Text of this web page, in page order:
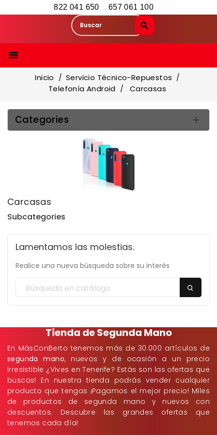
822 041 650 657 061 100

Inicio
Servicio Técnico-Repuestos
Telefonía Android
Carcasas
Categories 
Carcasas
Subcategories
Lamentamos las molestias.
Realice una nueva búsqueda sobre su interés
Tienda de Segunda Mano
En MásConBerto tenemos más de 30.000 artículos de
segunda mano, nuevos y de ocasión a un precio
irresistible ¿Vives en Tenerife? Estás son las ofertas que
buscas! En nuestra tienda podrás vender cualquier
producto que tengas ¡Pagamos el mejor precio! Miles
de productos de segunda mano y nuevos con
descuentos. Descubre las grandes ofertas que
tenemos cada día!